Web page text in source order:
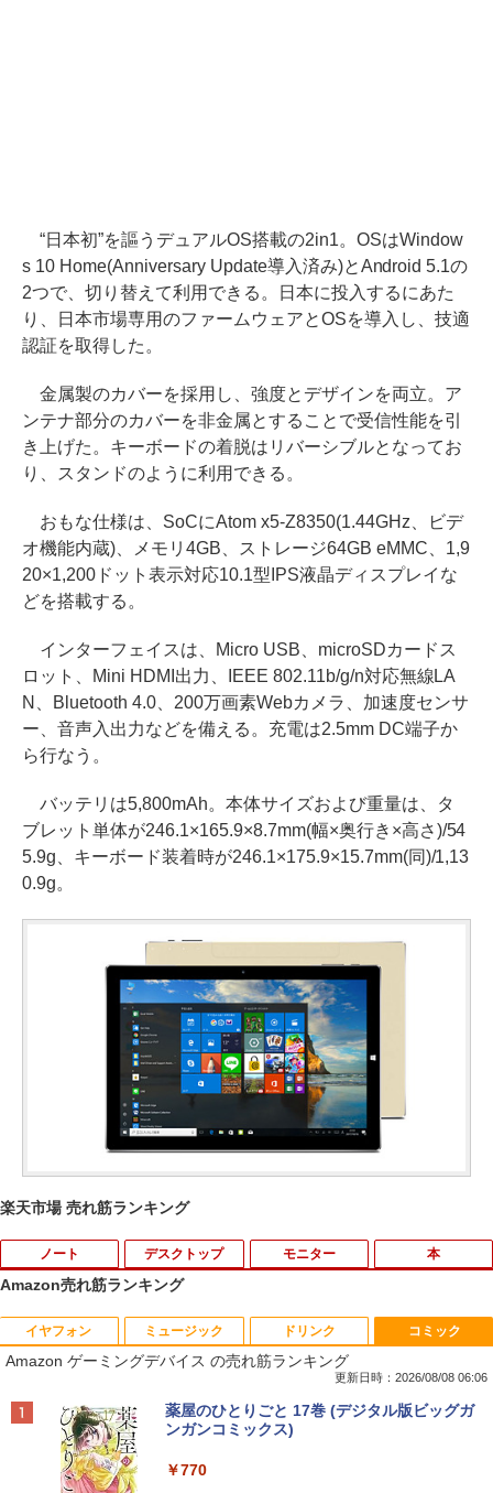
“日本初”を謳うデュアルOS搭載の2in1。OSはWindow
s 10 Home(Anniversary Update導入済み)とAndroid 5.1の
2つで、切り替えて利用できる。日本に投入するにあた
り、日本市場専用のファームウェアとOSを導入し、技適
認証を取得した。
金属製のカバーを採用し、強度とデザインを両立。ア
ンテナ部分のカバーを非金属とすることで受信性能を引
き上げた。キーボードの着脱はリバーシブルとなってお
り、スタンドのように利用できる。
おもな仕様は、SoCにAtom x5-Z8350(1.44GHz、ビデ
オ機能内蔵)、メモリ4GB、ストレージ64GB eMMC、1,9
20×1,200ドット表示対応10.1型IPS液晶ディスプレイな
どを搭載する。
インターフェイスは、Micro USB、microSDカードス
ロット、Mini HDMI出力、IEEE 802.11b/g/n対応無線LA
N、Bluetooth 4.0、200万画素Webカメラ、加速度センサ
ー、音声入出力などを備える。充電は2.5mm DC端子か
ら行なう。
バッテリは5,800mAh。本体サイズおよび重量は、タ
ブレット単体が246.1×165.9×8.7mm(幅×奥行き×高さ)/54
5.9g、キーボード装着時が246.1×175.9×15.7mm(同)/1,13
0.9g。
楽天市場 売れ筋ランキング
ノート
1
【期間限定破格金額！】新生活 新古品 W
in11搭載 パソコンノートパソコンoffice
付き 初心者向けノートPC 初期設定済 1
メモリ4GB～ 高速SSD1TB 最大 フルHD
Webカメラ zoom 軽量薄型 無線 型番更
デスクトップ モニター
1
中古24インチ液晶モニター PHILIPS 241
B4L【中古】
￥6,600
フィリップス（ディスプレイ） 221S9A/
本
1
[新品]マッシュル-MASHLE- (1-18巻 全
巻) 全巻セット
￥8,954
Amazon売れ筋ランキング
イヤフォン
Anker Soundcore P40i オフホワイト
ミュージック
BRUCE WAYNE feat. Flo Milli, ATL Jacob
[Explicit]
￥250
ドリンク
【Amazon.co.jp限定】 い・ろ・は・す 2L P
ET ラベルレス ×8本
￥1,112
コミック
Amazon ゲーミングデバイス の売れ筋ランキング
更新日時：2026/08/08 06:06
薬屋のひとりごと 17巻 (デジタル版ビッグガ
ンガンコミックス)
￥770